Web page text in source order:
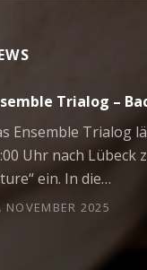
Trialog –
NOVEMBER 2025
Ensemble Trialog
Uhr nach Lübeck
ein. In die…